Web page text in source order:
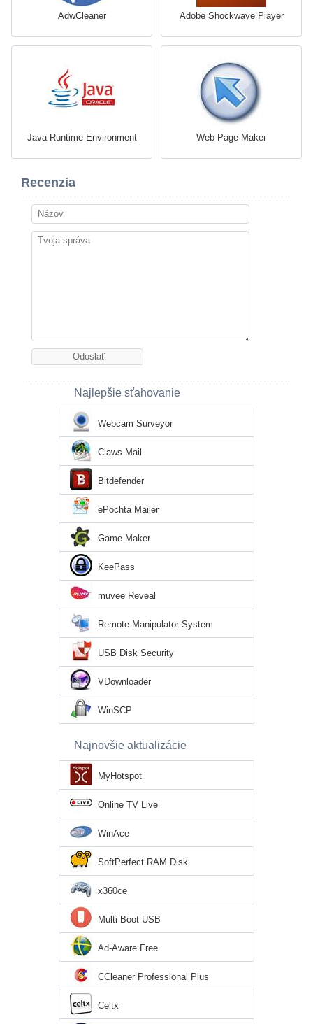
AdwCleaner Adobe Shockwave Player
Java Runtime Environment Web Page Maker
Recenzia
Najlepšie sťahovanie
Webcam Surveyor
Claws Mail
Bitdefender
ePochta Mailer
Game Maker
KeePass
muvee Reveal
Remote Manipulator System
USB Disk Security
VDownloader
WinSCP
Najnovšie aktualizácie
MyHotspot
Online TV Live
WinAce
SoftPerfect RAM Disk
x360ce
Multi Boot USB
Ad-Aware Free
CCleaner Professional Plus
Celtx